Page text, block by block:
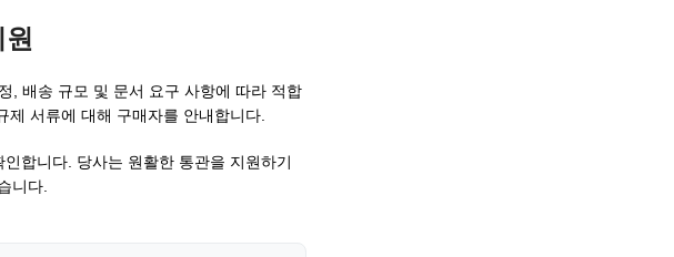
, 배송 규모 및 문서 요구 사항에 따라 적합
서류에 대해 구매자를 안내합니다.
합니다. 당사는 원활한 통관을 지원하기
니다.